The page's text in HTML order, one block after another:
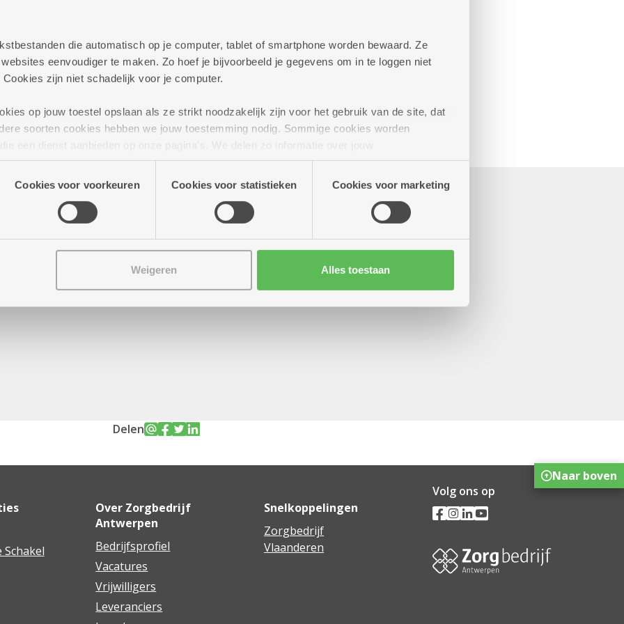
die automatisch op je computer, tablet of smartphone worden bewaard. Ze
eenvoudiger te maken. Zo hoef je bijvoorbeeld je gegevens om in te loggen niet
zijn niet schadelijk voor je computer.
op jouw toestel opslaan als ze strikt noodzakelijk zijn voor het gebruik van de site, dat
soorten cookies hebben we jouw toestemming nodig. Sommige cookies worden
een dienst aanbieden op onze pagina's. We delen zo informatie over jouw
onze site voor social media, advertenties en analyse. Deze partners kunnen deze gegevens
Cookies voor voorkeuren Cookies voor statistieken Cookies voor marketing
Weigeren Alles toestaan
verder!
Delen
Over Zorgbedrijf
Antwerpen
Bedrijfsprofiel
Vacatures
Vrijwilligers
Leveranciers
Snelkoppelingen
Zorgbedrijf
Vlaanderen
Volg ons op
Naar boven